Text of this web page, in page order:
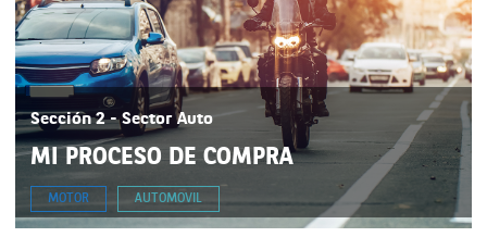
Sección 2 - Sector Auto
MI PROCESO DE COMPRA
MOTOR AUTOMOVIL